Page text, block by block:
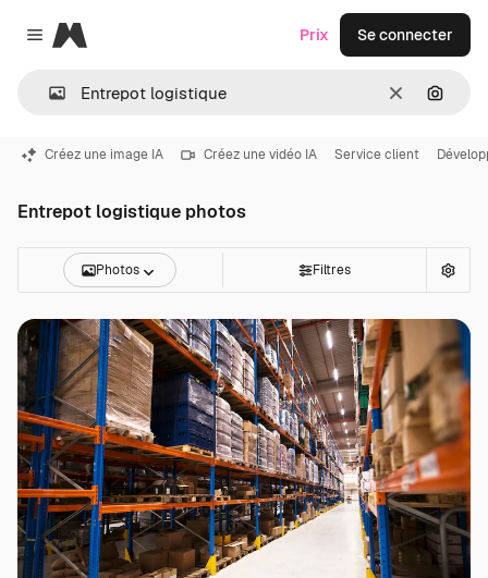
Close menu
Magnific
Effacer
Prix Se connecter
Créez une image IA Créez une vidéo IA Service client
Entrepot logistique photos
Photos Filtres